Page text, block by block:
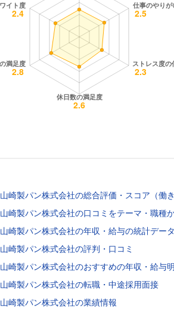
山崎製パン株式会社の総合評価・スコア（働
山崎製パン株式会社の口コミをテーマ・職種
山崎製パン株式会社の年収・給与の統計デー
山崎製パン株式会社の評判・口コミ
山崎製パン株式会社のおすすめの年収・給与
山崎製パン株式会社の転職・中途採用面接
山崎製パン株式会社の業績情報